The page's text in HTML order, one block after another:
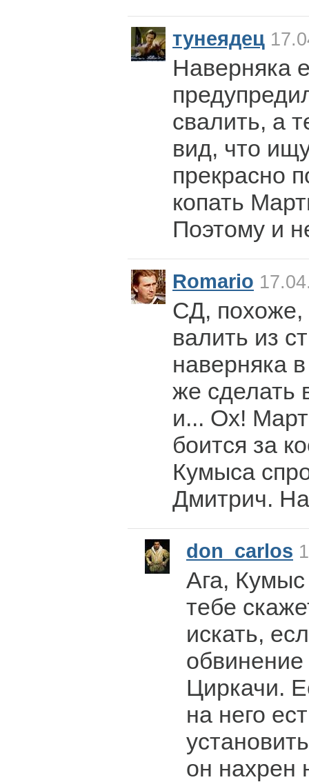
тунеядец
Наверняка
свалить, а
вид, что
прекрасно
копать
Поэтому и
Romario
СД, похоже,
валить из
наверняка
же сделать
и... Ох!
боится за
Кумыса
Дмитрич.
don_carlos
Ага,
тебе
искать,
Циркачи.
на него
он нахрен